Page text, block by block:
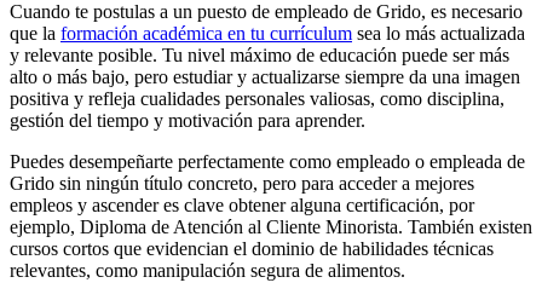
Cuando te postulas a un puesto de empleado de Grido, es necesario
que la formación académica en tu currículum sea lo más actualizada
y relevante posible. Tu nivel máximo de educación puede ser más
alto o más bajo, pero estudiar y actualizarse siempre da una imagen
positiva y refleja cualidades personales valiosas, como disciplina,
gestión del tiempo y motivación para aprender.
Puedes desempeñarte perfectamente como empleado o empleada de
Grido sin ningún título concreto, pero para acceder a mejores
empleos y ascender es clave obtener alguna certificación, por
ejemplo, Diploma de Atención al Cliente Minorista. También existen
cursos cortos que evidencian el dominio de habilidades técnicas
relevantes, como manipulación segura de alimentos.